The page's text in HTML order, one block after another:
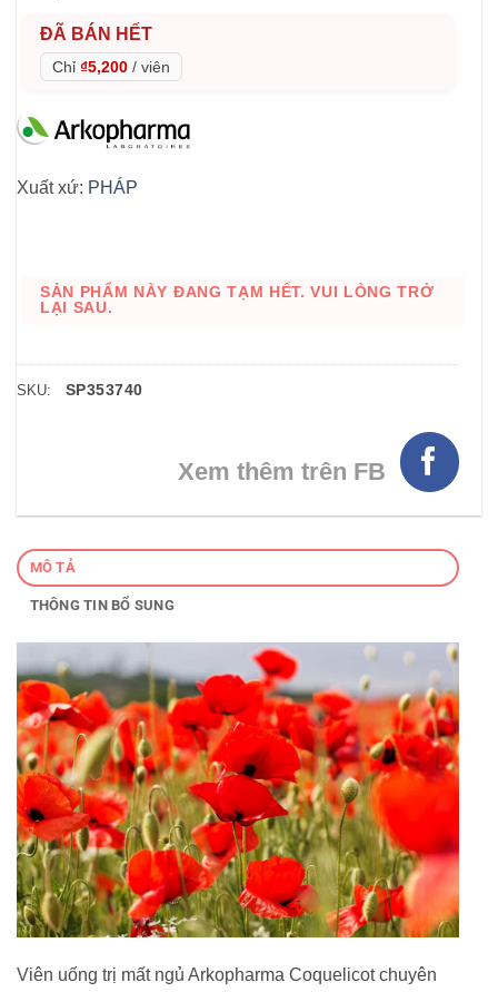
ĐÃ BÁN HẾT
Chỉ ₫5,200 / viên
Xuất xứ: PHÁP
SẢN PHẨM NÀY ĐANG TẠM HẾT. VUI LÒNG TRỞ
LẠI SAU.
SKU: SP353740
Xem thêm trên FB
MÔ TẢ
THÔNG TIN BỔ SUNG
Viên uống trị mất ngủ Arkopharma Coquelicot chuyên